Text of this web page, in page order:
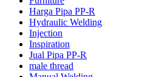
Harga Pipa PP-R
Hydraulic Welding
Injection
Inspiration
Jual Pipa PP-R
male thread